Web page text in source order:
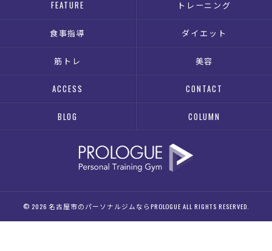
FEATURE トレーニング
食事指導 ダイエット
筋トレ 美容
ACCESS CONTACT
BLOG COLUMN
© 2026 名古屋市のパーソナルジムならPROLOGUE ALL RIGHTS RESERVED.